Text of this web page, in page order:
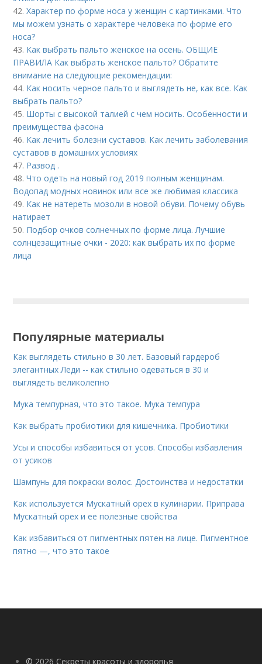
42.Характер по форме носа у женщин с картинками. Что
мы можем узнать о характере человека по форме его
носа?
43. Как выбрать пальто женское на осень. ОБЩИЕ
ПРАВИЛА Как выбрать женское пальто? Обратите
внимание на следующие рекомендации:
44. Как носить черное пальто и выглядеть не, как все. Как
выбрать пальто?
45. Шорты с высокой талией с чем носить. Особенности и
преимущества фасона
46. Как лечить болезни суставов. Как лечить заболевания
суставов в домашних условиях
47. Развод .
48.Что одеть на новый год 2019 полным женщинам.
Водопад модных новинок или все же любимая классика
49. Как не натереть мозоли в новой обуви. Почему обувь
натирает
50. Подбор очков солнечных по форме лица. Лучшие
солнцезащитные очки - 2020: как выбрать их по форме
лица
Популярные материалы
Как выглядеть стильно в 30 лет. Базовый гардероб
элегантных Леди -- как стильно одеваться в 30 и
выглядеть великолепно
Мука темпурная, что это такое. Мука темпура
Как выбрать пробиотики для кишечника. Пробиотики
Усы и способы избавиться от усов. Способы избавления
от усиков
Шампунь для покраски волос. Достоинства и недостатки
Как используется Мускатный орех в кулинарии. Приправа
Мускатный орех и ее полезные свойства
Как избавиться от пигментных пятен на лице. Пигментное
пятно —, что это такое
© 2026 Секреты красоты и здоровья